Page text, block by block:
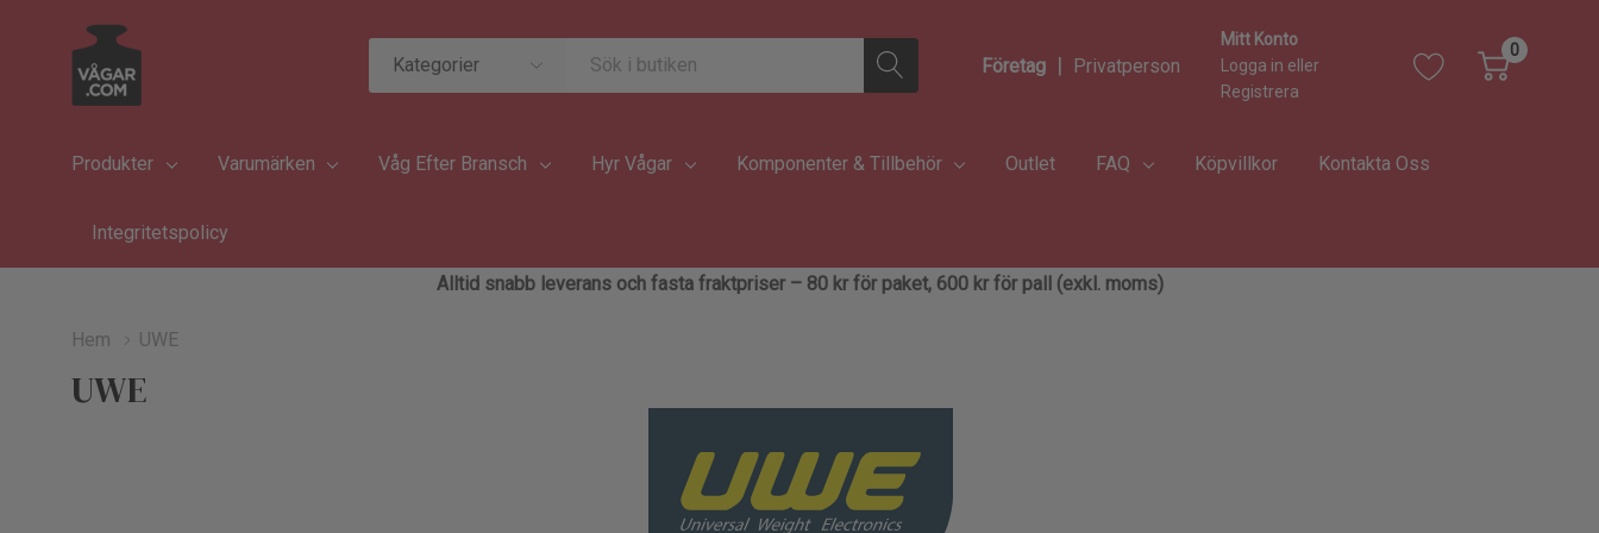
Kategorier
Sök
Företag | Privatperson
Mitt Konto
Logga in eller
Registrera
0
Produkter Varumärken Våg Efter Bransch Hyr Vågar Komponenter & Tillbehör Outlet FAQ Köpvillkor Kontakta Oss
Integritetspolicy
Alltid snabb leverans och fasta fraktpriser – 80 kr för paket, 600 kr för pall (exkl. moms)
Hem UWE
UWE